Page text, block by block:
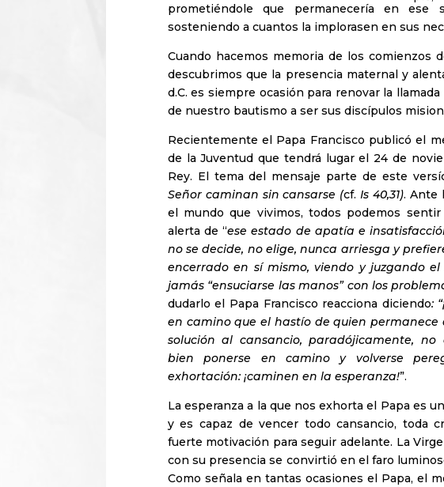
prometiéndole que permanecería en
sosteniendo a cuantos la implorasen en sus
Cuando hacemos memoria de los comienzos
descubrimos que la presencia maternal y
d.C. es siempre ocasión para renovar la
de nuestro bautismo a ser sus discípulos
Recientemente el Papa Francisco publicó el
de la Juventud que tendrá lugar el 24 de
Rey. El tema del mensaje parte de este
Señor caminan sin cansarse (cf.Is 40,31). Ante
el mundo que vivimos, todos podemos
alerta de “ese estado de apatía e
no se decide, no elige, nunca arriesga y
encerrado en sí mismo, viendo y juzgando
jamás “ensuciarse las manos” con los
dudarlo el Papa Francisco reacciona diciendo:
en camino que el hastío de quien
solución al cansancio, paradójicamente,
bien ponerse en camino y volverse
exhortación: ¡caminen en la esperanza!”.
La esperanza a la que nos exhorta el Papa es
y es capaz de vencer todo cansancio, toda
fuerte motivación para seguir adelante. La
con su presencia se convirtió en el faro
Como señala en tantas ocasiones el Papa, el